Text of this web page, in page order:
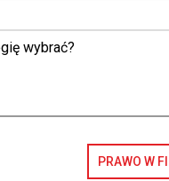
wybrać?
PRAWO W